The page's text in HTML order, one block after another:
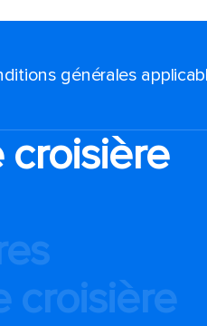
générales
croisière
croisière